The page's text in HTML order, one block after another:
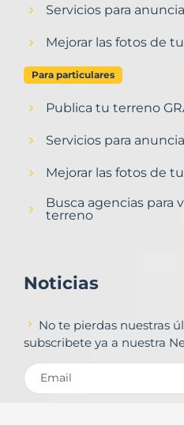
Servicios para
Mejorar las fotos de
Para particulares
Publica tu terreno
Servicios para
Mejorar las fotos de
Busca agencias para
terreno
Noticias
No te pierdas nuestras
subscribete ya a nuestra